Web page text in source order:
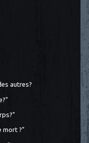
autres?
mort ?"